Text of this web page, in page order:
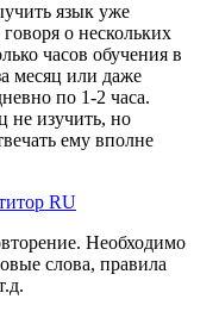
язык уже
о нескольких
часов обучения в
месяц или даже
по 1-2 часа.
не изучить, но
ему вполне
Необходимо
слова, правила